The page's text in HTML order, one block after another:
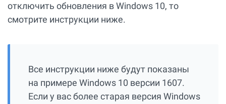
отключить обновления в Windows 10, то
смотрите инструкции ниже.
Все инструкции ниже будут показаны
на примере Windows 10 версии 1607.
Если у вас более старая версия Windows